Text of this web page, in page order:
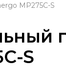
MP275C-S
S